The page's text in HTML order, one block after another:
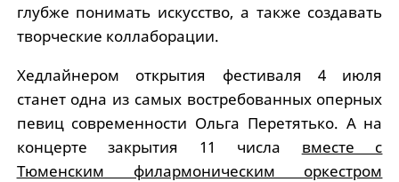
глубже понимать искусство, а также создавать
творческие коллаборации.
Хедлайнером открытия фестиваля 4 июля
станет одна из самых востребованных оперных
певиц современности Ольга Перетятько. А на
концерте закрытия 11 числа вместе с
Тюменским филармоническим оркестром